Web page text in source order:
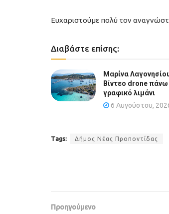
Ευχαριστούμε πολύ τον
Διαβάστε επίσης:
Μαρίνα
Βίντεο drone
γραφικό λιμάνι
6 Αυγούστου,
Tags: Δήμος Νέας Προποντίδας
Προηγούμενο